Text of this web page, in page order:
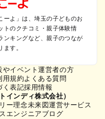
お出かけ
出かけ
出かけ
かけ
ーよ」は、埼玉の子どものお
トのクチコミ・親子体験情
ンキングなど、親子のつなが
す。
やイベント運営者の方
用規約よくある質問
く表記採用情報
インディ株式会社）
ー理念未来図運営サービス
エンジニアブログ